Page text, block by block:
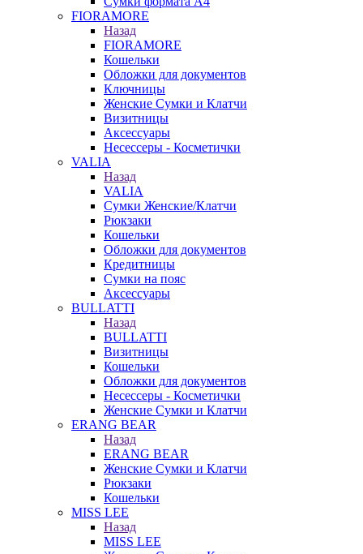
FIORAMORE
Назад
FIORAMORE
Кошельки
Обложки для документов
Ключницы
Женские Сумки и Клатчи
Визитницы
Аксессуары
Несессеры - Косметички
VALIA
Назад
VALIA
Сумки Женские/Клатчи
Рюкзаки
Кошельки
Обложки для документов
Кредитницы
Сумки на пояс
Аксессуары
BULLATTI
Назад
BULLATTI
Визитницы
Кошельки
Обложки для документов
Несессеры - Косметички
Женские Сумки и Клатчи
ERANG BEAR
Назад
ERANG BEAR
Женские Сумки и Клатчи
Рюкзаки
Кошельки
MISS LEE
Назад
MISS LEE